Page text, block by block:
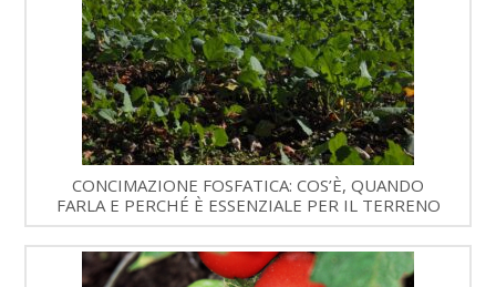
CONCIMAZIONE FOSFATICA: COS’È, QUANDO
FARLA E PERCHÉ È ESSENZIALE PER IL TERRENO